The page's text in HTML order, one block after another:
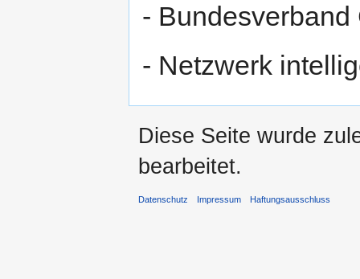
-
- Netzwerk
Diese Seite wurde
bearbeitet.
Datenschutz Impressum Haftungsausschluss